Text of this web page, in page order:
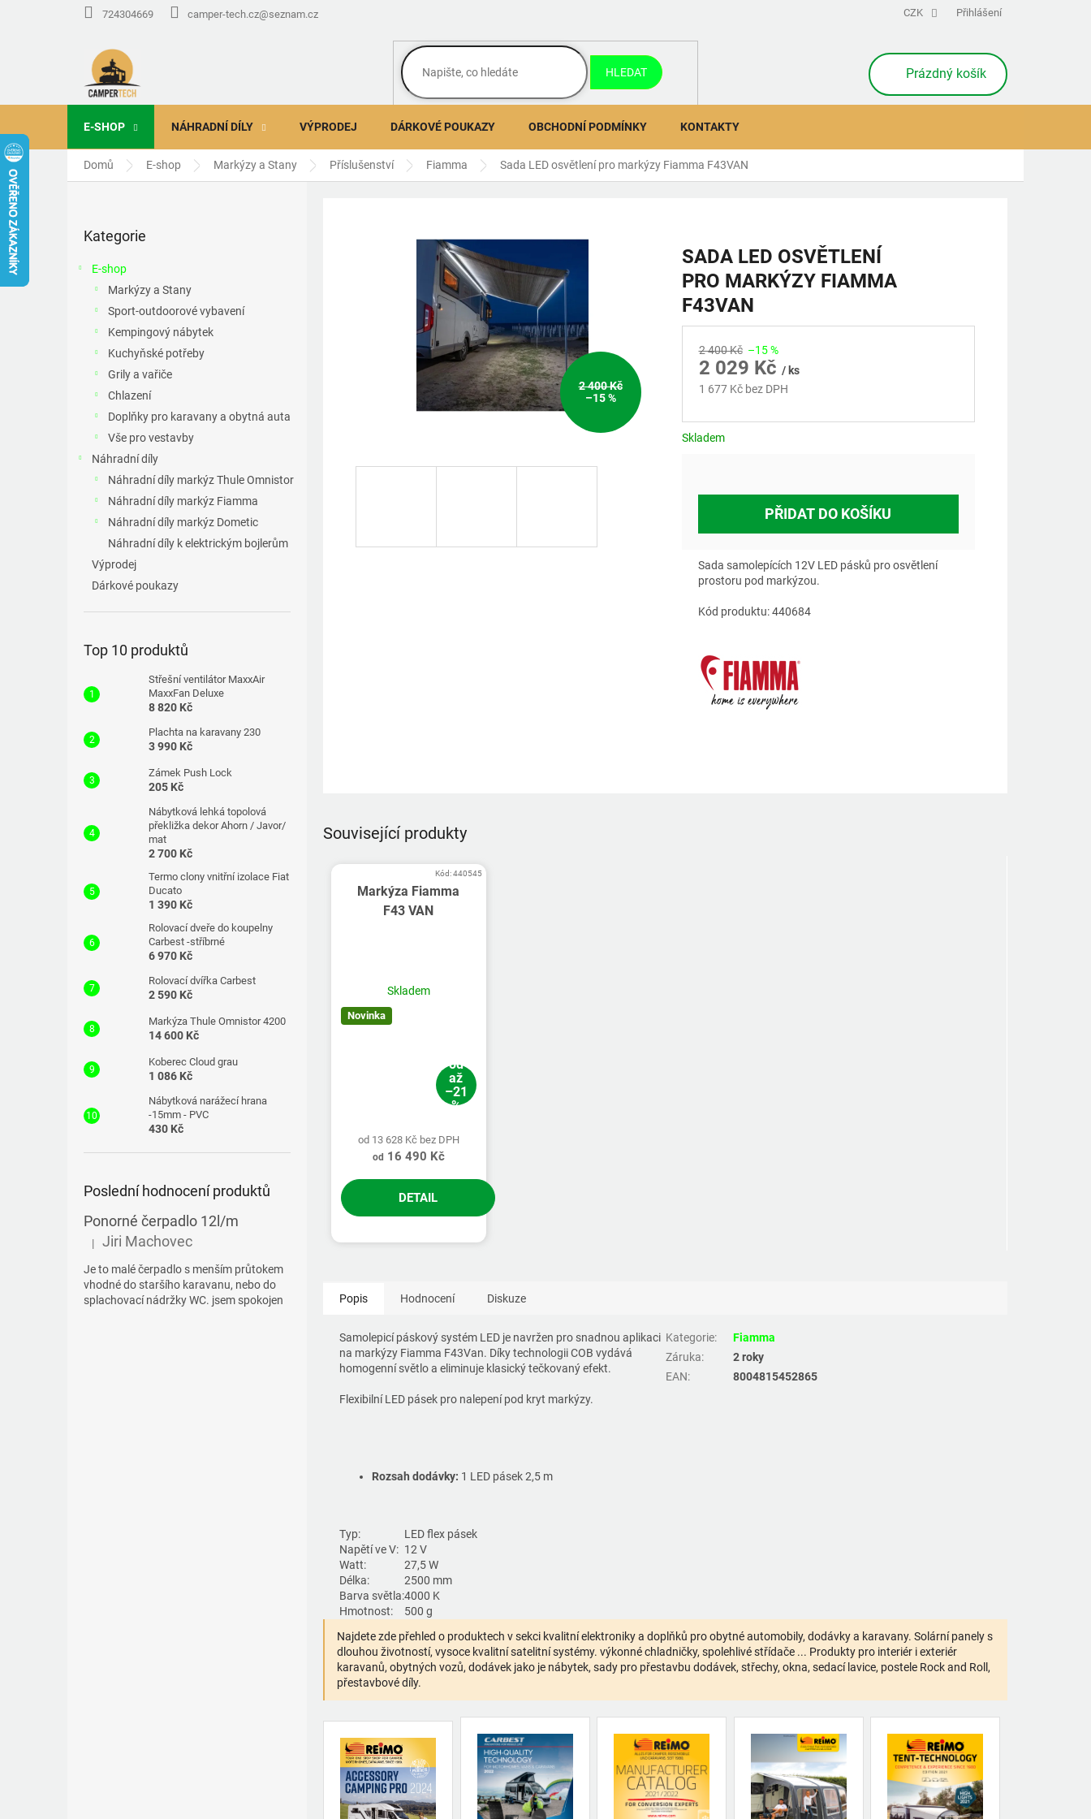
724304669 camper-tech.cz@seznam.cz CZK Přihlášení
HLEDAT
NÁKUPNÍ
KOŠÍK
Prázdný košík
E-SHOP NÁHRADNÍ DÍLY VÝPRODEJ DÁRKOVÉ POUKAZY OBCHODNÍ PODMÍNKY KONTAKTY
Domů E-shop Markýzy a Stany Příslušenství Fiamma Sada LED osvětlení pro markýzy Fiamma F43VAN
kategorie
Kategorie
E-shop
Markýzy a Stany
Sport-outdoorové vybavení
Kempingový nábytek
Kuchyňské potřeby
Grily a vařiče
Chlazení
Doplňky pro karavany a obytná auta
Vše pro vestavby
Náhradní díly
Náhradní díly markýz Thule Omnistor
Náhradní díly markýz Fiamma
Náhradní díly markýz Dometic
Náhradní díly k elektrickým bojlerům
Výprodej
Dárkové poukazy
Top 10 produktů
Střešní ventilátor MaxxAir
MaxxFan Deluxe
8 820 Kč
Plachta na karavany 230
3 990 Kč
Zámek Push Lock
205 Kč
Nábytková lehká topolová
překližka dekor Ahorn / Javor/
mat
2 700 Kč
Termo clony vnitřní izolace Fiat
Ducato
1 390 Kč
Rolovací dveře do koupelny
Carbest -stříbrné
6 970 Kč
Rolovací dvířka Carbest
2 590 Kč
Markýza Thule Omnistor 4200
14 600 Kč
Koberec Cloud grau
1 086 Kč
Nábytková narážecí hrana
-15mm - PVC
430 Kč
Poslední hodnocení produktů
Ponorné čerpadlo 12l/m
Hodnocení produktu je 5 z 5 hvězdiček.
| Jiri Machovec
Je to malé čerpadlo s menším průtokem
vhodné do staršího karavanu, nebo do
splachovací nádržky WC. jsem spokojen
2 400 Kč
–15 %
SADA LED OSVĚTLENÍ
PRO MARKÝZY FIAMMA
F43VAN
2 400 Kč –15 %
2 029 Kč / ks
1 677 Kč bez DPH
Skladem
PŘIDAT DO KOŠÍKU
Sada samolepících 12V LED pásků pro osvětlení
prostoru pod markýzou.
Kód produktu: 440684
Související produkty
Markýza Fiamma
F43 VAN
produktu
hvězdiček.
Skladem
Novinka
od
až
–21
%
od 13 628 Kč bez DPH
od 16 490 Kč
DETAIL
Kód:440545
Popis Hodnocení Diskuze
Samolepicí páskový systém LED je navržen pro snadnou aplikaci
na markýzy Fiamma F43Van. Díky technologii COB vydává
homogenní světlo a eliminuje klasický tečkovaný efekt.
Flexibilní LED pásek pro nalepení pod kryt markýzy.
Rozsah dodávky: 1 LED pásek 2,5 m
Typ:
LED flex pásek
Napětí ve V: 12 V
Watt:
27,5 W
Délka:
2500 mm
Barva světla:4000 K
Hmotnost:
500 g
Kategorie:
Fiamma
Záruka:
2 roky
EAN: 8004815452865
Najdete zde přehled o produktech v sekci kvalitní elektroniky a doplňků pro obytné automobily, dodávky a karavany. Solární panely s
dlouhou životností, vysoce kvalitní satelitní systémy. výkonné chladničky, spolehlivé střídače ... Produkty pro interiér i exteriér
karavanů, obytných vozů, dodávek jako je nábytek, sady pro přestavbu dodávek, střechy, okna, sedací lavice, postele Rock and Roll,
přestavbové díly.